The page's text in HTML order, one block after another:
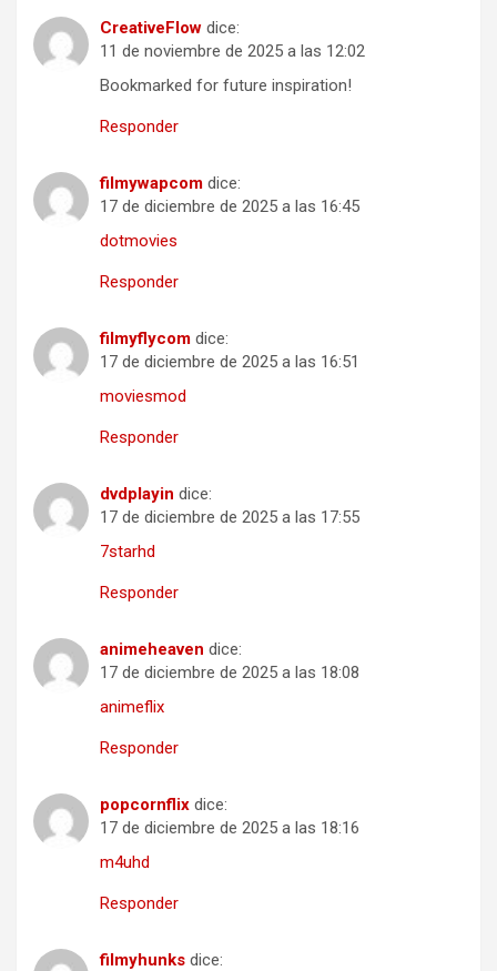
CreativeFlow dice:
11 de noviembre de 2025 a las 12:02
Bookmarked for future inspiration!
Responder
filmywapcom dice:
17 de diciembre de 2025 a las 16:45
dotmovies
Responder
filmyflycom dice:
17 de diciembre de 2025 a las 16:51
moviesmod
Responder
dvdplayin dice:
17 de diciembre de 2025 a las 17:55
7starhd
Responder
animeheaven dice:
17 de diciembre de 2025 a las 18:08
animeflix
Responder
popcornflix dice:
17 de diciembre de 2025 a las 18:16
m4uhd
Responder
filmyhunks dice: